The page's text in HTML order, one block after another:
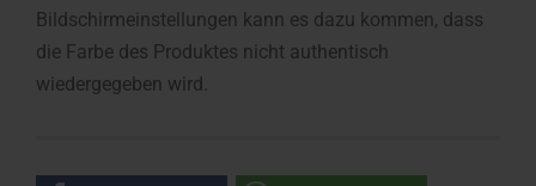
Bildschirmeinstellungen kann es dazu kommen, dass
die Farbe des Produktes nicht authentisch
wiedergegeben wird.